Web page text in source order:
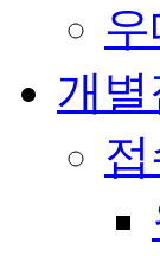
개별